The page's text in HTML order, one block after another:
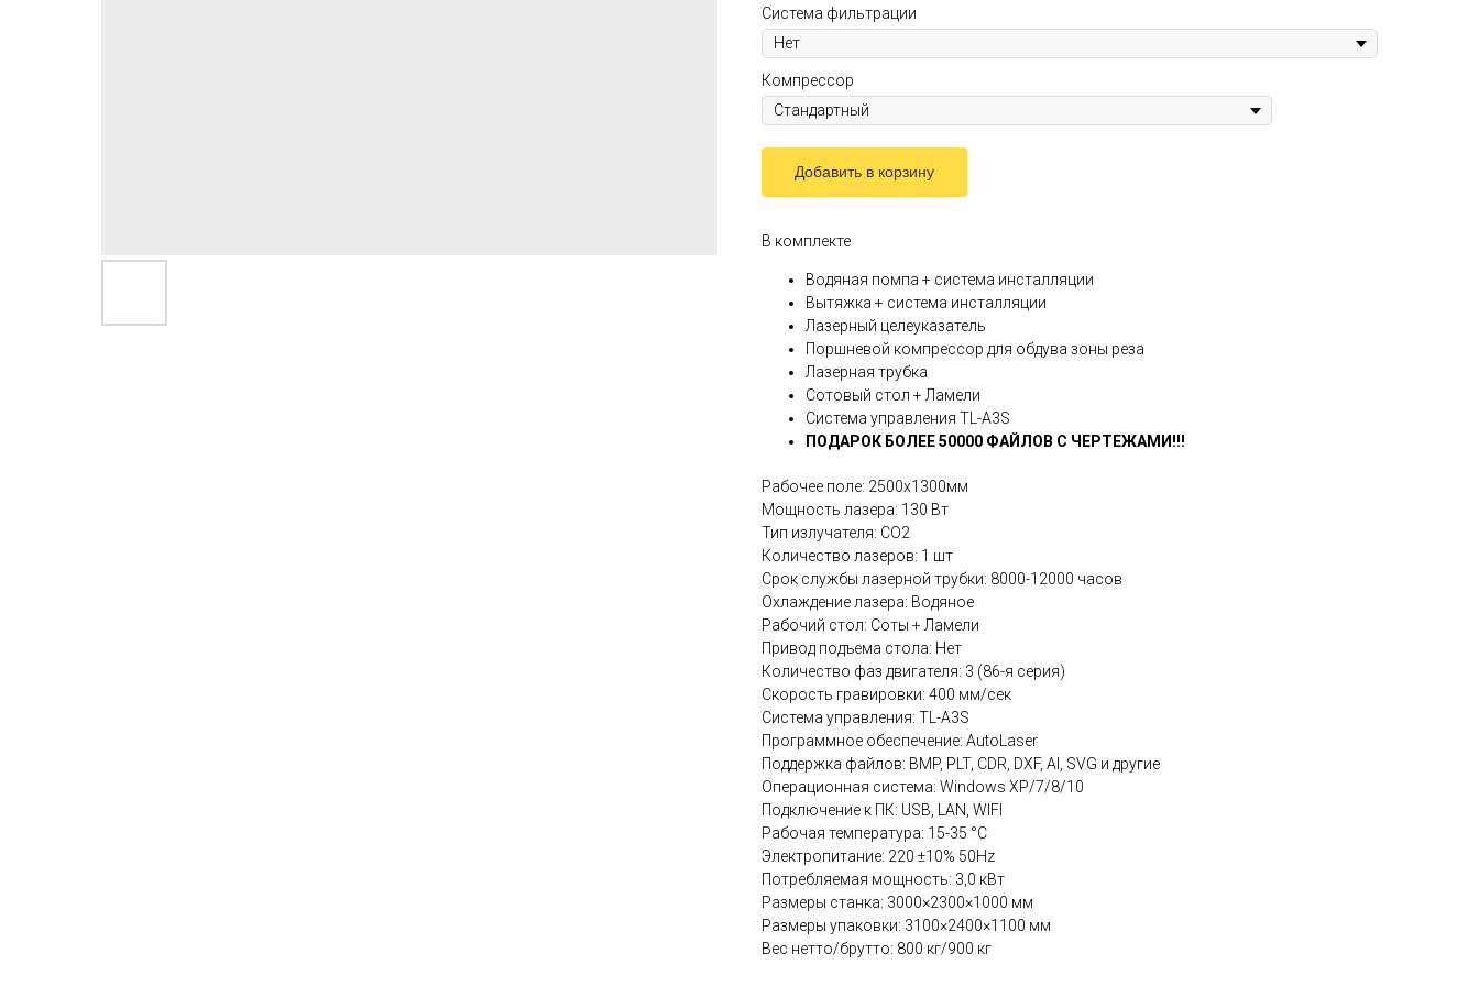
Система фильтрации
Компрессор
Добавить в корзину
В комплекте
Водяная помпа + система инсталляции
Вытяжка + система инсталляции
Лазерный целеуказатель
Поршневой компрессор для обдува зоны реза
Лазерная трубка
Сотовый стол + Ламели
Система управления TL-A3S
ПОДАРОК БОЛЕЕ 50000 ФАЙЛОВ С ЧЕРТЕЖАМИ!!!
Рабочее поле: 2500х1300мм
Мощность лазера: 130 Вт
Тип излучателя: СО2
Количество лазеров: 1 шт
Срок службы лазерной трубки: 8000-12000 часов
Охлаждение лазера: Водяное
Рабочий стол: Соты + Ламели
Привод подъема стола: Нет
Количество фаз двигателя: 3 (86-я серия)
Скорость гравировки: 400 мм/сек
Система управления: TL-A3S
Программное обеспечение: AutoLaser
Поддержка файлов: BMP, PLT, CDR, DXF, AI, SVG и другие
Операционная система: Windows XP/7/8/10
Подключение к ПК: USB, LAN, WIFI
Рабочая температура: 15-35 °C
Электропитание: 220 ±10% 50Hz
Потребляемая мощность: 3,0 кВт
Размеры станка: 3000×2300×1000 мм
Размеры упаковки: 3100×2400×1100 мм
Вес нетто/брутто: 800 кг/900 кг